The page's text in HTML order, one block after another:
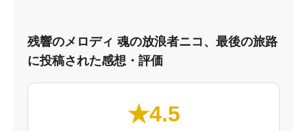
残響のメロディ 魂の放浪者ニコ、最後の旅路
に投稿された感想・評価
★4.5